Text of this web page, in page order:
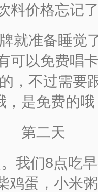
料价格忘记
就准备睡觉
可以免费唱
，不过需要
，是免费的哦
第二天
我们8点吃
鸡蛋，小米